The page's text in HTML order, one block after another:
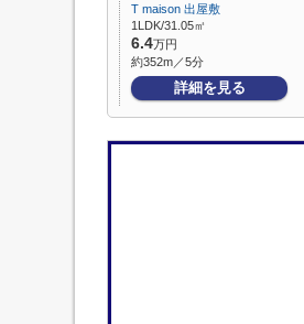
T maison 出屋敷
1LDK/31.05㎡
6.4万円
約352m／5分
詳細を見る